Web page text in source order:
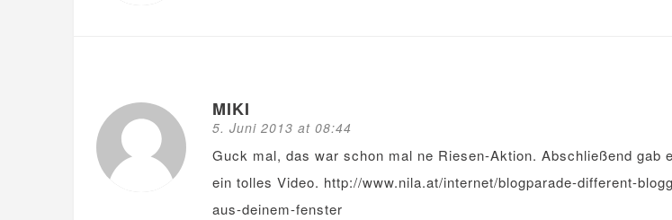
MIKI
5. Juni 2013 at 08:44
Guck mal, das war schon mal ne Riesen-Aktion. Abschließend gab
ein tolles Video. http://www.nila.at/internet/blogparade-different-
aus-deinem-fenster